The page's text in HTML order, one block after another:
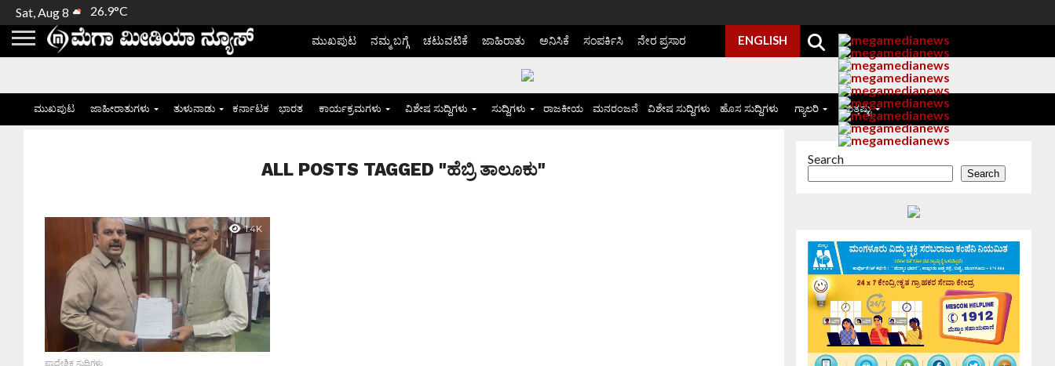
Sat, Aug 8 26.9°C
ಮುಖಪುಟ ನಮ್ಮ ಬಗ್ಗೆ ಚಟುವಟಿಕೆ ಜಾಹಿರಾತು ಅನಿಸಿಕೆ ಸಂಪರ್ಕಿಸಿ ನೇರ ಪ್ರಸಾರ ENGLISH
ಮುಖಪುಟ ಜಾಹೀರಾತುಗಳು ತುಳುನಾಡು ಕರ್ನಾಟಕ ಭಾರತ ಕಾರ್ಯಕ್ರಮಗಳು ವಿಶೇಷ ಸುದ್ದಿಗಳು ಸುದ್ದಿಗಳು ರಾಜಕೀಯ ಮನರಂಜನೆ ವಿಶೇಷ ಸುದ್ದಿಗಳು ಹೊಸ ಸುದ್ದಿಗಳು ಗ್ಯಾಲರಿ ಮತ್ತಷ್ಟು
ALL POSTS TAGGED "ಹೆಬ್ರಿ ತಾಲೂಕು"
1.4K
ಪ್ರಾದೇಶಿಕ ಸುದ್ದಿಗಳು
Search
Search